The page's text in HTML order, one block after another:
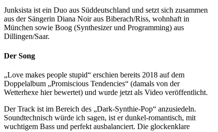
Junksista ist ein Duo aus Süddeutschland und setzt sich zusammen
aus der Sängerin Diana Noir aus Biberach/Riss, wohnhaft in
München sowie Boog (Synthesizer und Programming) aus
Dillingen/Saar.
Der Song
„Love makes people stupid“ erschien bereits 2018 auf dem
Doppelalbum „Promiscious Tendencies“ (damals von der
Wetterhexe hier bewertet) und wurde jetzt als Video veröffentlicht.
Der Track ist im Bereich des „Dark-Synthie-Pop“ anzusiedeln.
Soundtechnisch würde ich sagen, ist er dunkel-romantisch, mit
wuchtigem Bass und perfekt ausbalanciert. Die glockenklare